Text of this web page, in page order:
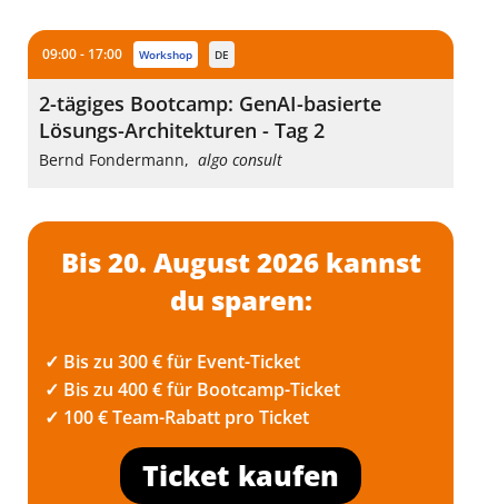
09:00 - 17:00 workshop DE
2-tägiges Bootcamp: GenAI-basierte
Lösungs-Architekturen - Tag 2
Bernd Fondermann, algo consult
Bis 20. August 2026 kannst
du sparen:
✓ Bis zu 300 € für Event-Ticket
✓ Bis zu 400 € für Bootcamp-Ticket
✓ 100 € Team-Rabatt pro Ticket
Ticket kaufen